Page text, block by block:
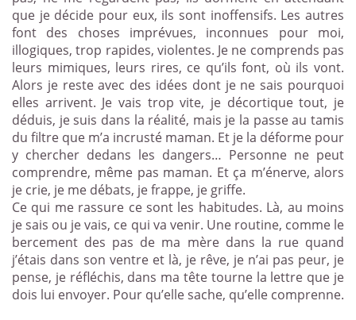
que je décide pour eux, ils sont inoffensifs. Les autres
font des choses imprévues, inconnues pour moi,
illogiques, trop rapides, violentes. Je ne comprends pas
leurs mimiques, leurs rires, ce qu’ils font, où ils vont.
Alors je reste avec des idées dont je ne sais pourquoi
elles arrivent. Je vais trop vite, je décortique tout, je
déduis, je suis dans la réalité, mais je la passe au tamis
du filtre que m’a incrusté maman. Et je la déforme pour
y chercher dedans les dangers… Personne ne peut
comprendre, même pas maman. Et ça m’énerve, alors
je crie, je me débats, je frappe, je griffe.
Ce qui me rassure ce sont les habitudes. Là, au moins
je sais ou je vais, ce qui va venir. Une routine, comme le
bercement des pas de ma mère dans la rue quand
j’étais dans son ventre et là, je rêve, je n’ai pas peur, je
pense, je réfléchis, dans ma tête tourne la lettre que je
dois lui envoyer. Pour qu’elle sache, qu’elle comprenne.